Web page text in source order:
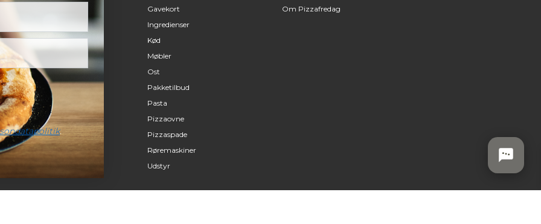
Gavekort
Ingredienser
Kød
Møbler
Ost
Pakketilbud
Pasta
Pizzaovne
Pizzaspade
Røremaskiner
Udstyr
Om Pizzafredag
.